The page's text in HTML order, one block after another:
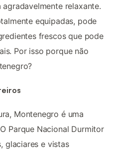
relaxante.
equipadas, pode
frescos que pode
Por isso porque não
Montenegro é uma
Parque Nacional Durmitor
glaciares e vistas